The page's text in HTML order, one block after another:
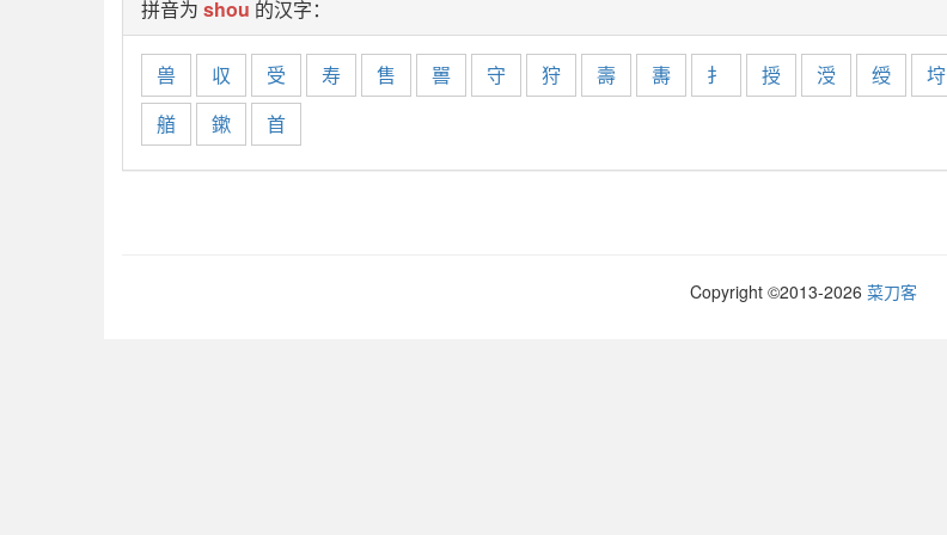
拼音为 shou 的汉字：
兽 収 受 寿 售 嘼 守 狩 壽 夀 扌 授 涭 绶 垨
艏
鏉 首
Copyright ©2013-2026 菜刀客